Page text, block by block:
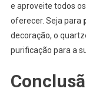
e aproveite todos
oferecer. Seja para
decoração, o
purificação para a